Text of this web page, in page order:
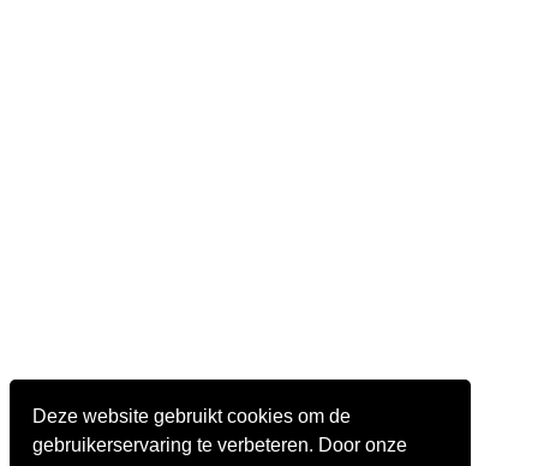
Deze website gebruikt cookies om de
gebruikerservaring te verbeteren. Door onze